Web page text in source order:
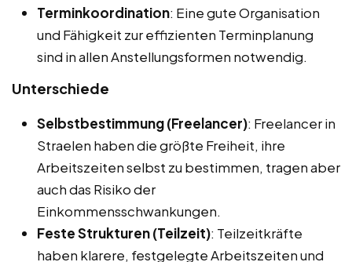
Terminkoordination: Eine gute Organisation
und Fähigkeit zur effizienten Terminplanung
sind in allen Anstellungsformen notwendig.
Unterschiede
Selbstbestimmung (Freelancer): Freelancer in
Straelen haben die größte Freiheit, ihre
Arbeitszeiten selbst zu bestimmen, tragen aber
auch das Risiko der
Einkommensschwankungen.
Feste Strukturen (Teilzeit): Teilzeitkräfte
haben klarere, festgelegte Arbeitszeiten und